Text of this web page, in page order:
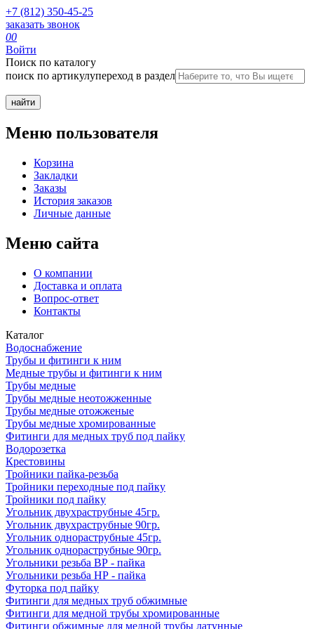
+7 (812) 350-45-25
заказать звонок
00
Войти
Поиск по каталогу
поиск по артикулупереход в раздел
Меню пользователя
Корзина
Закладки
Заказы
История заказов
Личные данные
Меню сайта
О компании
Доставка и оплата
Вопрос-ответ
Контакты
Каталог
Водоснабжение
Трубы и фитинги к ним
Медные трубы и фитинги к ним
Трубы медные
Трубы медные неотожженные
Трубы медные отожженые
Трубы медные хромированные
Фитинги для медных труб под пайку
Водорозетка
Крестовины
Тройники пайка-резьба
Тройники переходные под пайку
Тройники под пайку
Угольник двухраструбные 45гр.
Угольник двухраструбные 90гр.
Угольник однораструбные 45гр.
Угольник однораструбные 90гр.
Угольники резьба ВР - пайка
Угольники резьба НР - пайка
Футорка под пайку
Фитинги для медных труб обжимные
Фитинги для медной трубы хромированные
Фитинги обжимные для медной трубы латунные